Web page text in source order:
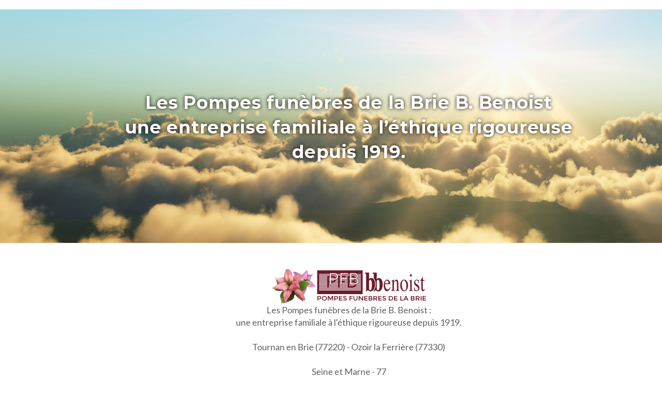
Les Pompes funèbres de la Brie B. Benoist
une entreprise familiale à l’éthique rigoureuse
depuis 1919.
Les Pompes funèbres de la Brie B. Benoist :
une entreprise familiale à l'éthique rigoureuse depuis 1919.
Tournan en Brie (77220) - Ozoir la Ferrière (77330)
Seine et Marne - 77